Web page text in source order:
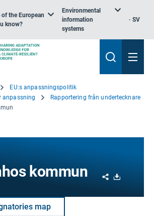
the European
know?
Environmental
information
systems
SV
EU:s anpassningspolitik
anpassning
Rapportering från undertecknare
kommun Share
map